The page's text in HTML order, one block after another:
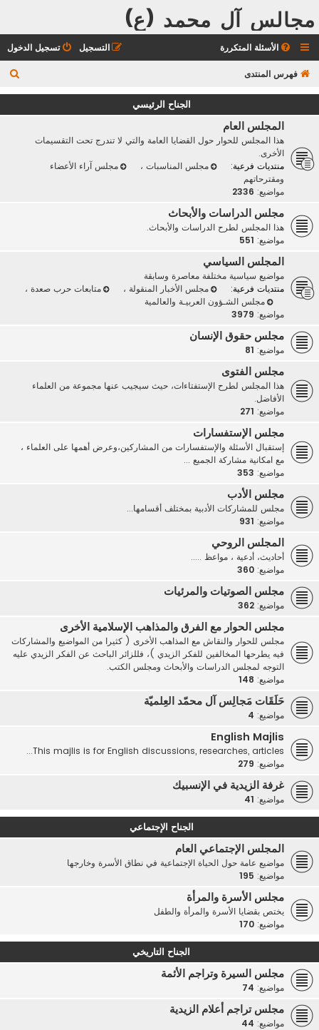
مجالس آل محمد (ع)
الأسئلة المتكررة تسجيل الدخول التسجيل
فهرس المنتدى
ح
الجناح الرئيسي
المجلس العام
هذا المجلس للحوار حول القضايا العامة والتي لا تندرج تحت التقسيمات
الأخرى.
منتديات فرعية:
مجلس المناسبات ،
مجلس آراء الأعضاء
ومقترحاتهم
مواضيع: 2336
مجلس الدراسات والأبحاث
هذا المجلس لطرح الدراسات والأبحاث.
مواضيع: 551
المجلس السياسي
مواضيع سياسية مختلفة معاصرة وسابقة
منتديات فرعية:
مجلس الأخبار المنقولة ، متابعات حرب صعدة ،
مجلس الشـؤون العربيـة والعالمية
مواضيع: 3979
مجلس حقوق الإنسان
مواضيع: 81
مجلس الفتوى
هذا المجلس لطرح الإستفتاءات، حيث سيجيب عنها مجموعة من العلماء
الأفاضل.
مواضيع: 271
مجلس الإستفسارات
إستقبال الأسئلة والإستفسارات من المشاركين،وعرض أهمها على العلماء ،
مع امكانية مشاركة الجميع ...
مواضيع: 353
مجلس الأدب
مجلس للمشاركات الأدبية بمختلف أقسامها...
مواضيع: 931
المجلس الروحي
أحاديث، أدعية ، مواعظ .....
مواضيع: 360
مجلس الصوتيات والمرئيات
مواضيع: 362
مجلس الحوار مع الفرق والمذاهب الإسلامية الأخرى
مجلس للحوار والنقاش مع المذاهب الأخرى ( كثيرا من المواضيع والمشاركات
فيه يطرحها المخالفين للفكر الزيدي )، فللزائر الباحث عن الفكر الزيدي عليه
التوجه لمجلس الدراسات والأبحاث ومجلس الكتب.
مواضيع: 148
حَلَقَات مَجالِس آل محمّد العِلميّة
مواضيع: 4
English Majlis
This majlis is for English discussions, researches, articles...
مواضيع: 279
غرفة الزيدية في الإنسبيك
مواضيع: 41
الجناح الإجتماعي
المجلس الإجتماعي العام
مواضيع عامة حول الحياة الإجتماعية في نطاق الأسرة وخارجها
مواضيع: 195
مجلس الأسرة والمرأة
يختص بقضايا الأسرة والمرأة والطفل
مواضيع: 170
الجناح التاريخي
مجلس السيرة وتراجم الأئمة
مواضيع: 74
مجلس تراجم أعلام الزيدية
مواضيع: 44